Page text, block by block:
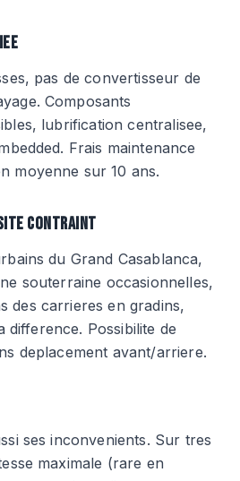
pas de convertisseur de
Composants
lubrification centralisee,
Frais maintenance
moyenne sur 10 ans.
CONTRAINT
du Grand Casablanca,
souterraine occasionnelles,
des carrieres en gradins,
difference. Possibilite de
deplacement avant/arriere.
ses inconvenients. Sur tres
maximale (rare en